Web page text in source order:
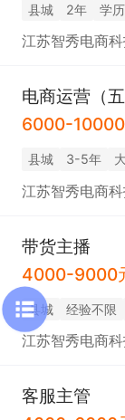
县城 2年 学
江苏智秀电商
电商运营（
6000-10000
县城 3-5年
江苏智秀电商
带货主播
4000-9000
县城 经验不限
江苏智秀电商
客服主管